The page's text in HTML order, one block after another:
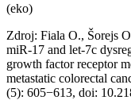
(eko)
Zdroj: Fiala O., Šorejs
miR-17 and let-7c
growth factor receptor
metastatic colorectal
(5): 605−613, doi: